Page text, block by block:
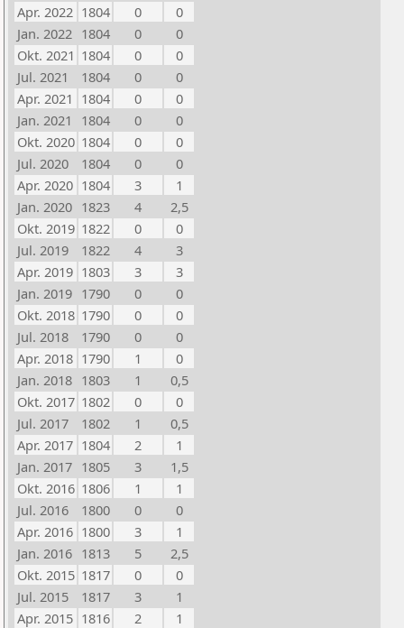
Apr. 2022 1804 0
0
Jan. 2022 1804 0
0
Okt. 2021 1804 0
0
Jul. 2021
1804 0
0
Apr. 2021 1804 0
0
Jan. 2021
1804 0
0
Okt. 2020 1804 0
0
Jul. 2020
1804 0
0
Apr. 2020 1804 3
1
Jan. 2020 1823 4
2,5
Okt. 2019 1822 0
0
Jul. 2019
1822 4
3
Apr. 2019 1803 3
3
Jan. 2019 1790 0
0
Okt. 2018 1790 0
0
Jul. 2018
1790 0
0
Apr. 2018 1790 1
0
Jan. 2018 1803 1
0,5
Okt. 2017 1802 0
0
Jul. 2017
1802 1
0,5
Apr. 2017 1804 2
1
Jan. 2017 1805 3
1,5
Okt. 2016 1806 1
1
Jul. 2016
1800 0
0
Apr. 2016 1800 3
1
Jan. 2016 1813 5
2,5
Okt. 2015 1817 0
0
Jul. 2015
1817 3
1
Apr. 2015 1816 2
1